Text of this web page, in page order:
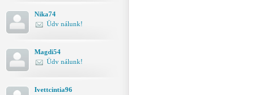
Nika74
Üdv nálunk!
Magdi54
Üdv nálunk!
Ivettcintia96